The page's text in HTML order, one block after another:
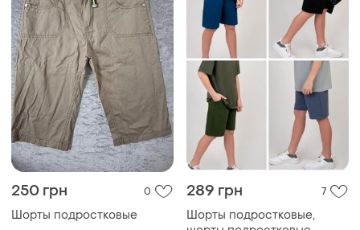
250 грн 0
Шорты подростковые
289 грн 7
Шорты подростковые,